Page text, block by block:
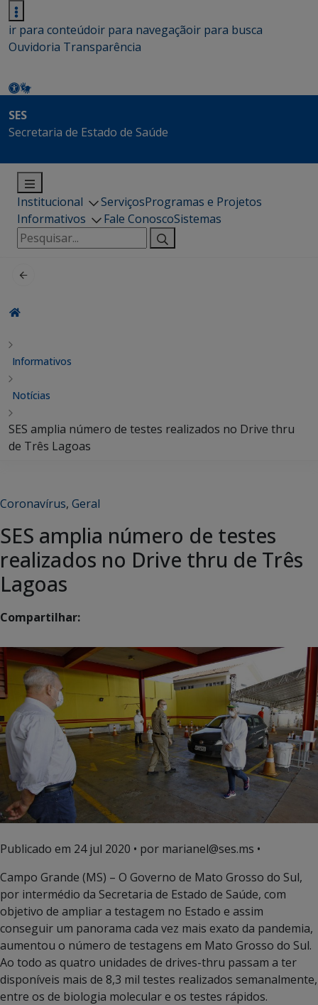
ir para conteúdoir para navegaçãoir para busca
Ouvidoria Transparência
SES
Secretaria de Estado de Saúde
Institucional ServiçosProgramas e Projetos
Informativos
Fale ConoscoSistemas
Pesquisar
por:
Informativos
Notícias
SES amplia número de testes realizados no Drive thru
de Três Lagoas
Coronavírus, Geral
SES amplia número de testes
realizados no Drive thru de Três
Lagoas
Compartilhar:
Publicado em 24 jul 2020 • por marianel@ses.ms •
Campo Grande (MS) – O Governo de Mato Grosso do Sul,
por intermédio da Secretaria de Estado de Saúde, com
objetivo de ampliar a testagem no Estado e assim
conseguir um panorama cada vez mais exato da pandemia,
aumentou o número de testagens em Mato Grosso do Sul.
Ao todo as quatro unidades de drives-thru passam a ter
disponíveis mais de 8,3 mil testes realizados semanalmente,
entre os de biologia molecular e os testes rápidos.